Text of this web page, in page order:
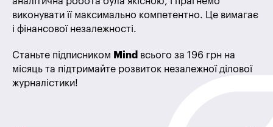
виконувати її максимально компетентно. Це вимагає
і фінансової незалежності.
Станьте підписником Mind всього за 196 грн на
місяць та підтримайте розвиток незалежної ділової
журналістики!